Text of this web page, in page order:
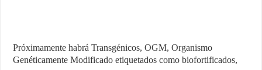
Próximamente habrá Transgénicos, OGM, Organismo
Genéticamente Modificado etiquetados como biofortificados,